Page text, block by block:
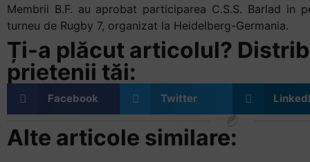
Membrii B.F. au aprobat participarea C.S.S. Barlad in
turneu de Rugby 7, organizat la Heidelberg-Germania.
Ți-a plăcut articolul?
prietenii tăi:
Facebook Twitter
Alte articole similare: